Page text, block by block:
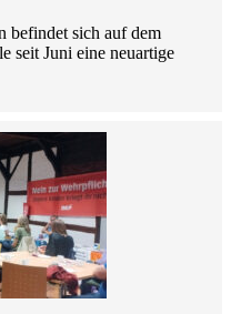
befindet sich auf dem
seit Juni eine neuartige